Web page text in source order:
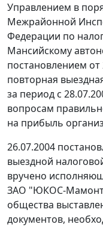
Управлением в
Межрайонной
Федерации по
Мансийскому
постановлением от
повторная
за период с
вопросам
на прибыль
26.07.2004
выездной
вручено
ЗАО "ЮКОС-
общества
документов,